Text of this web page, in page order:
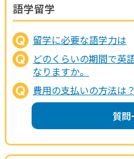
語学留学
留学に必要な語学力は
どのくらいの期間で英
なりますか。
費用の支払いの方法は？
質